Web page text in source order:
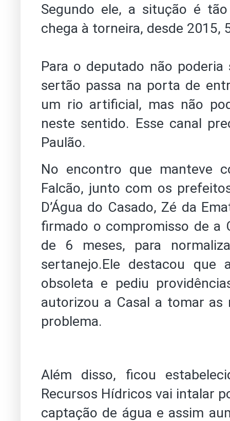
Segundo ele, a situção é
chega à torneira, desde 2015,
Para o deputado não
sertão passa na porta de
um rio artificial, mas não
neste sentido. Esse canal
Paulão.
No encontro que manteve
Falcão, junto com os
D’Água do Casado, Zé da
firmado o compromisso de a
de 6 meses, para
sertanejo.Ele destacou que
obsoleta e pediu
autorizou a Casal a tomar as
problema.
Além disso, ficou
Recursos Hídricos vai intalar
captação de água e assim